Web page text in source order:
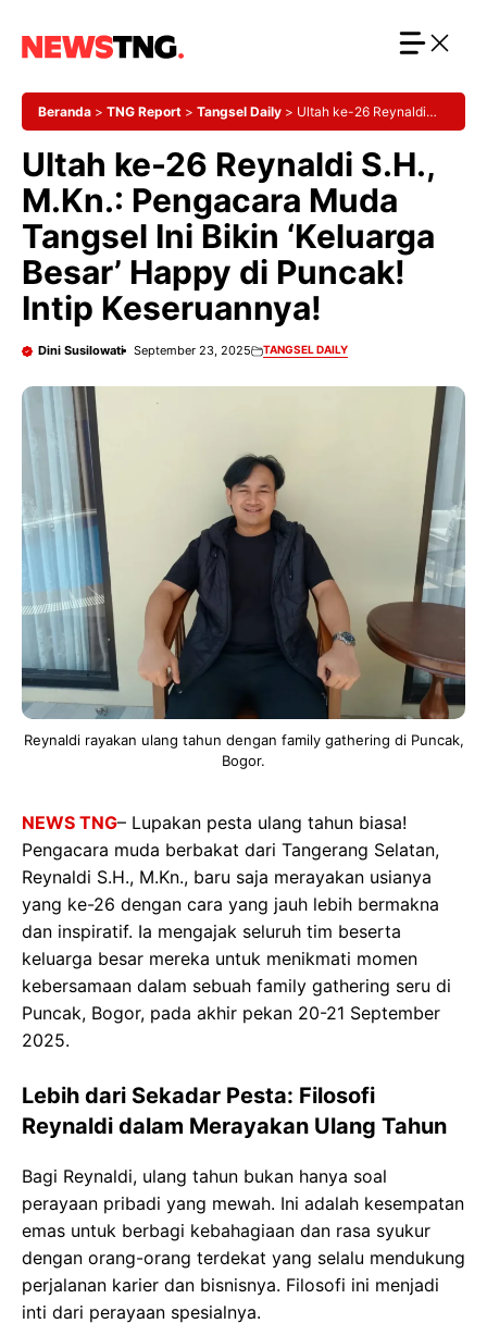
Beranda > TNG Report > Tangsel Daily > Ultah ke-26 Reynaldi
Happy di Puncak! Intip Keseruannya!
Ultah ke-26 Reynaldi S.H.,
M.Kn.: Pengacara Muda
Tangsel Ini Bikin ‘Keluarga
Besar’ Happy di Puncak!
Intip Keseruannya!
Dini Susilowati September 23, 2025 TANGSEL DAILY
Reynaldi rayakan ulang tahun dengan family gathering di Puncak,
Bogor.
NEWS TNG– Lupakan pesta ulang tahun biasa!
Pengacara muda berbakat dari Tangerang Selatan,
Reynaldi S.H., M.Kn., baru saja merayakan usianya
yang ke-26 dengan cara yang jauh lebih bermakna
dan inspiratif. Ia mengajak seluruh tim beserta
keluarga besar mereka untuk menikmati momen
kebersamaan dalam sebuah family gathering seru di
Puncak, Bogor, pada akhir pekan 20-21 September
2025.
Lebih dari Sekadar Pesta: Filosofi
Reynaldi dalam Merayakan Ulang Tahun
Bagi Reynaldi, ulang tahun bukan hanya soal
perayaan pribadi yang mewah. Ini adalah kesempatan
emas untuk berbagi kebahagiaan dan rasa syukur
dengan orang-orang terdekat yang selalu mendukung
perjalanan karier dan bisnisnya. Filosofi ini menjadi
inti dari perayaan spesialnya.